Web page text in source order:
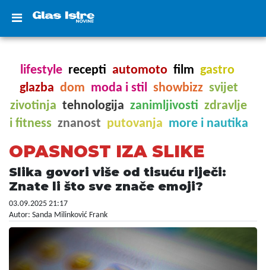
lifestyle recepti automoto film gastro
glazba dom moda i stil showbizz svijet
zivotinja tehnologija zanimljivosti zdravlje
i fitness znanost putovanja more i nautika
OPASNOST IZA SLIKE
Slika govori više od tisuću riječi:
Znate li što sve znače emoji?
03.09.2025 21:17
Autor: Sanda Milinković Frank